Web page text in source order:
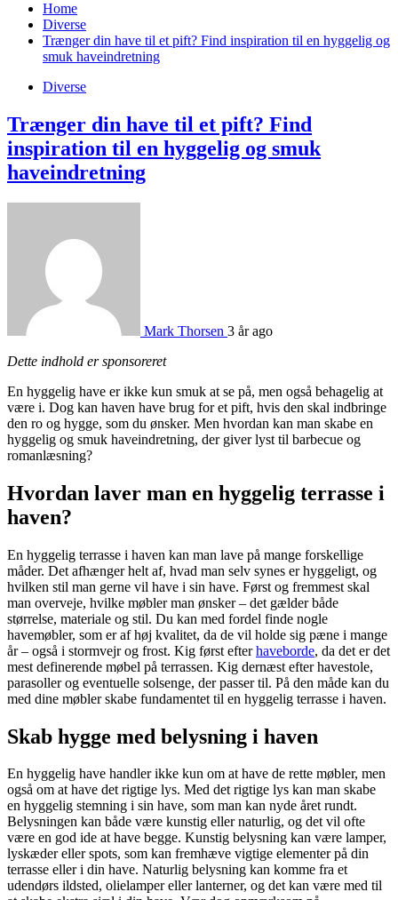
Home
Diverse
Trænger din have til et pift? Find inspiration til en hyggelig og
smuk haveindretning
Diverse
Trænger din have til et pift? Find
inspiration til en hyggelig og smuk
haveindretning
Mark Thorsen 3 år ago
Dette indhold er sponsoreret
En hyggelig have er ikke kun smuk at se på, men også behagelig at
være i. Dog kan haven have brug for et pift, hvis den skal indbringe
den ro og hygge, som du ønsker. Men hvordan kan man skabe en
hyggelig og smuk haveindretning, der giver lyst til barbecue og
romanlæsning?
Hvordan laver man en hyggelig terrasse i
haven?
En hyggelig terrasse i haven kan man lave på mange forskellige
måder. Det afhænger helt af, hvad man selv synes er hyggeligt, og
hvilken stil man gerne vil have i sin have. Først og fremmest skal
man overveje, hvilke møbler man ønsker – det gælder både
størrelse, materiale og stil. Du kan med fordel finde nogle
havemøbler, som er af høj kvalitet, da de vil holde sig pæne i mange
år – også i stormvejr og frost. Kig først efterhaveborde, da det er det
mest definerende møbel på terrassen. Kig dernæst efter havestole,
parasoller og eventuelle solsenge, der passer til. På den måde kan du
med dine møbler skabe fundamentet til en hyggelig terrasse i haven.
Skab hygge med belysning i haven
En hyggelig have handler ikke kun om at have de rette møbler, men
også om at have det rigtige lys. Med det rigtige lys kan man skabe
en hyggelig stemning i sin have, som man kan nyde året rundt.
Belysningen kan både være kunstig eller naturlig, og det vil ofte
være en god ide at have begge. Kunstig belysning kan være lamper,
lyskæder eller spots, som kan fremhæve vigtige elementer på din
terrasse eller i din have. Naturlig belysning kan komme fra et
udendørs ildsted, olielamper eller lanterner, og det kan være med til